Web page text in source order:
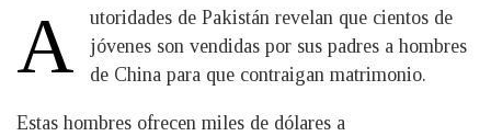
A
utoridades de Pakistán revelan que cientos de
jóvenes son vendidas por sus padres a hombres
de China para que contraigan matrimonio.
Estas hombres ofrecen miles de dólares a